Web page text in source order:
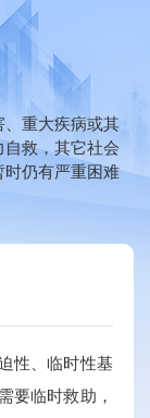
、重大疾病或其
救，其它社会
时仍有严重困难
性、临时性基
要临时救助，